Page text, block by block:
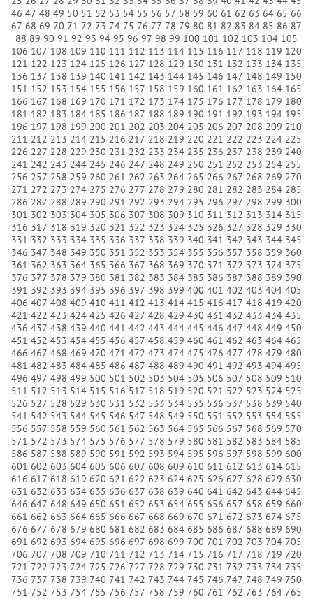
46 47 48 49 50 51 52 53 54 55 56 57 58 59 60 61 62 63 64 65 66
67 68 69 70 71 72 73 74 75 76 77 78 79 80 81 82 83 84 85 86 87
88 89 90 91 92 93 94 95 96 97 98 99 100 101 102 103 104 105
106 107 108 109 110 111 112 113 114 115 116 117 118 119 120
121 122 123 124 125 126 127 128 129 130 131 132 133 134 135
136 137 138 139 140 141 142 143 144 145 146 147 148 149 150
151 152 153 154 155 156 157 158 159 160 161 162 163 164 165
166 167 168 169 170 171 172 173 174 175 176 177 178 179 180
181 182 183 184 185 186 187 188 189 190 191 192 193 194 195
196 197 198 199 200 201 202 203 204 205 206 207 208 209 210
211 212 213 214 215 216 217 218 219 220 221 222 223 224 225
226 227 228 229 230 231 232 233 234 235 236 237 238 239 240
241 242 243 244 245 246 247 248 249 250 251 252 253 254 255
256 257 258 259 260 261 262 263 264 265 266 267 268 269 270
271 272 273 274 275 276 277 278 279 280 281 282 283 284 285
286 287 288 289 290 291 292 293 294 295 296 297 298 299 300
301 302 303 304 305 306 307 308 309 310 311 312 313 314 315
316 317 318 319 320 321 322 323 324 325 326 327 328 329 330
331 332 333 334 335 336 337 338 339 340 341 342 343 344 345
346 347 348 349 350 351 352 353 354 355 356 357 358 359 360
361 362 363 364 365 366 367 368 369 370 371 372 373 374 375
376 377 378 379 380 381 382 383 384 385 386 387 388 389 390
391 392 393 394 395 396 397 398 399 400 401 402 403 404 405
406 407 408 409 410 411 412 413 414 415 416 417 418 419 420
421 422 423 424 425 426 427 428 429 430 431 432 433 434 435
436 437 438 439 440 441 442 443 444 445 446 447 448 449 450
451 452 453 454 455 456 457 458 459 460 461 462 463 464 465
466 467 468 469 470 471 472 473 474 475 476 477 478 479 480
481 482 483 484 485 486 487 488 489 490 491 492 493 494 495
496 497 498 499 500 501 502 503 504 505 506 507 508 509 510
511 512 513 514 515 516 517 518 519 520 521 522 523 524 525
526 527 528 529 530 531 532 533 534 535 536 537 538 539 540
541 542 543 544 545 546 547 548 549 550 551 552 553 554 555
556 557 558 559 560 561 562 563 564 565 566 567 568 569 570
571 572 573 574 575 576 577 578 579 580 581 582 583 584 585
586 587 588 589 590 591 592 593 594 595 596 597 598 599 600
601 602 603 604 605 606 607 608 609 610 611 612 613 614 615
616 617 618 619 620 621 622 623 624 625 626 627 628 629 630
631 632 633 634 635 636 637 638 639 640 641 642 643 644 645
646 647 648 649 650 651 652 653 654 655 656 657 658 659 660
661 662 663 664 665 666 667 668 669 670 671 672 673 674 675
676 677 678 679 680 681 682 683 684 685 686 687 688 689 690
691 692 693 694 695 696 697 698 699 700 701 702 703 704 705
706 707 708 709 710 711 712 713 714 715 716 717 718 719 720
721 722 723 724 725 726 727 728 729 730 731 732 733 734 735
736 737 738 739 740 741 742 743 744 745 746 747 748 749 750
751 752 753 754 755 756 757 758 759 760 761 762 763 764 765